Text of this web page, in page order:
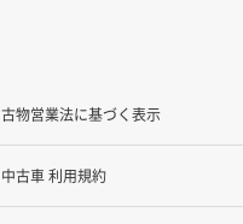
古物営業法に基づく表示
中古車 利用規約